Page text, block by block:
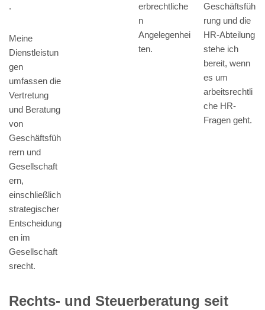
.
Meine
Dienstleistun
gen
umfassen die
Vertretung
und Beratung
von
Geschäftsfüh
rern und
Gesellschaft
ern,
einschließlich
strategischer
Entscheidung
en im
Gesellschaft
srecht.
erbrechtliche
n
Angelegenhei
ten.
Geschäftsfüh
rung und die
HR-Abteilung
stehe ich
bereit, wenn
es um
arbeitsrechtli
che HR-
Fragen geht.
Rechts- und Steuerberatung seit